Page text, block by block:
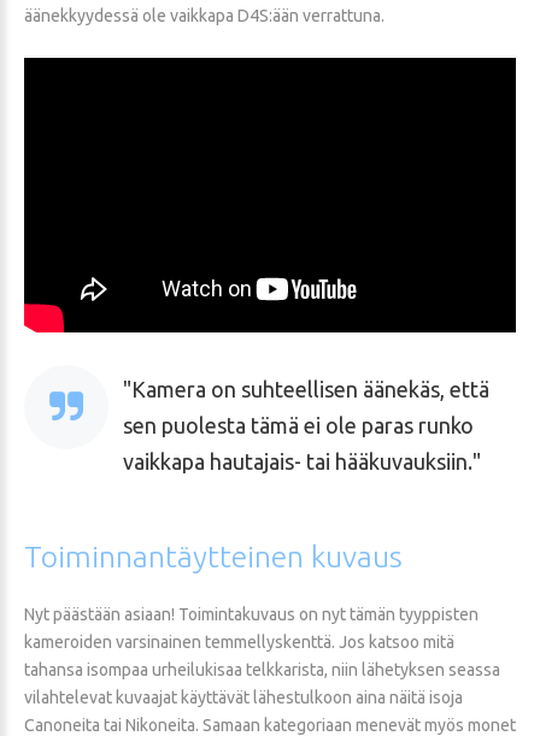
äänekkyydessä ole vaikkapa D4S:ään verrattuna.
Kamera on suhteellisen äänekäs, että
sen puolesta tämä ei ole paras runko
vaikkapa hautajais- tai hääkuvauksiin.
Toiminnantäytteinen kuvaus
Nyt päästään asiaan! Toimintakuvaus on nyt tämän tyyppisten
kameroiden varsinainen temmellyskenttä. Jos katsoo mitä
tahansa isompaa urheilukisaa telkkarista, niin lähetyksen seassa
vilahtelevat kuvaajat käyttävät lähestulkoon aina näitä isoja
Canoneita tai Nikoneita. Samaan kategoriaan menevät myös monet